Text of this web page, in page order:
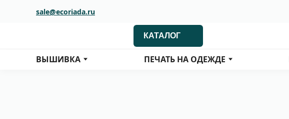
sale@ecoriada.ru
КАТАЛОГ
ВЫШИВКА ПЕЧАТЬ НА ОДЕЖДЕ